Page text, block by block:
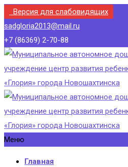
Версия для слабовидящих
sadgloria2013@mail.ru
+7 (86369) 2-70-88
Меню
Главная